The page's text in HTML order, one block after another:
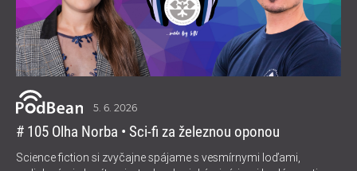
5. 6. 2026
# 105 Olha Norba • Sci-fi za železnou oponou
Science fiction si zvyčajne spájame s vesmírnymi loďami,